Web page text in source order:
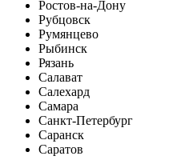
Ростов-на-Дону
Рубцовск
Румянцево
Рыбинск
Рязань
Салават
Салехард
Самара
Санкт-Петербург
Саранск
Саратов